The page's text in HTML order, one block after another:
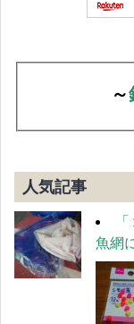
～
人気記事
魚網